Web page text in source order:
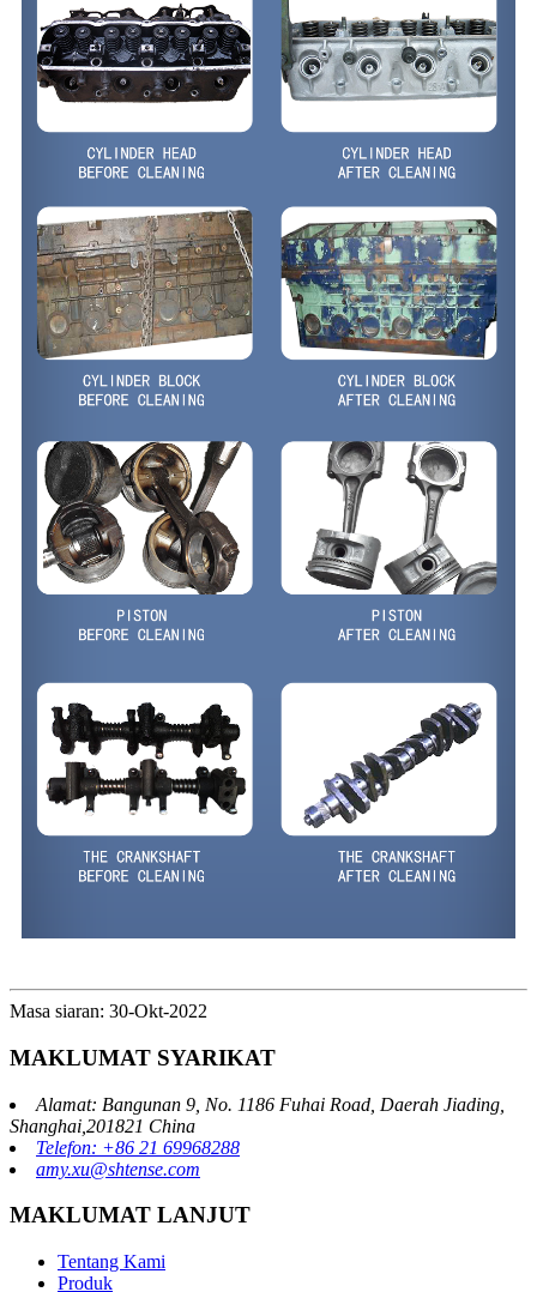
Masa siaran: 30-Okt-2022
MAKLUMAT SYARIKAT
Alamat: Bangunan 9, No. 1186 Fuhai Road, Daerah Jiading,
Shanghai,201821 China
Telefon: +86 21 69968288
amy.xu@shtense.com
MAKLUMAT LANJUT
Tentang Kami
Produk